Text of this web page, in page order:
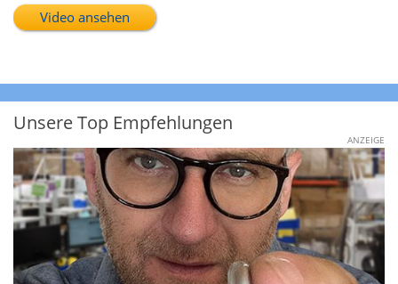
Video ansehen
Unsere Top Empfehlungen
ANZEIGE